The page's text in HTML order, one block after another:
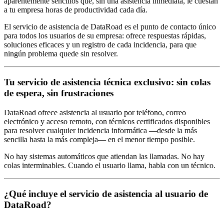
a tu empresa horas de productividad cada día.
El servicio de asistencia de DataRoad es el punto de contacto único
para todos los usuarios de su empresa: ofrece respuestas rápidas,
soluciones eficaces y un registro de cada incidencia, para que
ningún problema quede sin resolver.
Tu servicio de asistencia técnica exclusivo: sin colas
de espera, sin frustraciones
DataRoad ofrece asistencia al usuario por teléfono, correo
electrónico y acceso remoto, con técnicos certificados disponibles
para resolver cualquier incidencia informática —desde la más
sencilla hasta la más compleja— en el menor tiempo posible.
No hay sistemas automáticos que atiendan las llamadas. No hay
colas interminables. Cuando el usuario llama, habla con un técnico.
¿Qué incluye el servicio de asistencia al usuario de
DataRoad?